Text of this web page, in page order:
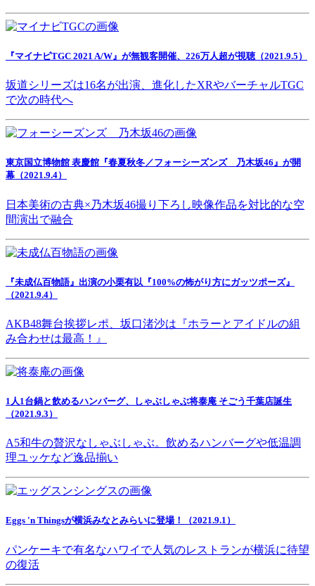
『マイナビTGC 2021 A/W』が無観客開催、226万人超が視聴（2021.9.5）
坂道シリーズは16名が出演、進化したXRやバーチャルTGC
で次の時代へ
東京国立博物館 表慶館『春夏秋冬／フォーシーズンズ 乃木坂46』が開
幕（2021.9.4）
日本美術の古典×乃木坂46撮り下ろし映像作品を対比的な空
間演出で融合
『未成仏百物語』出演の小栗有以『100%の怖がり方にガッツポーズ』
（2021.9.4）
AKB48舞台挨拶レポ、坂口渚沙は『ホラーとアイドルの組
み合わせは最高！』
1人1台鍋と飲めるハンバーグ、しゃぶしゃぶ将泰庵 そごう千葉店誕生
（2021.9.3）
A5和牛の贅沢なしゃぶしゃぶ。飲めるハンバーグや低温調
理ユッケなど逸品揃い
Eggs 'n Thingsが横浜みなとみらいに登場！（2021.9.1）
パンケーキで有名なハワイで人気のレストランが横浜に待望
の復活